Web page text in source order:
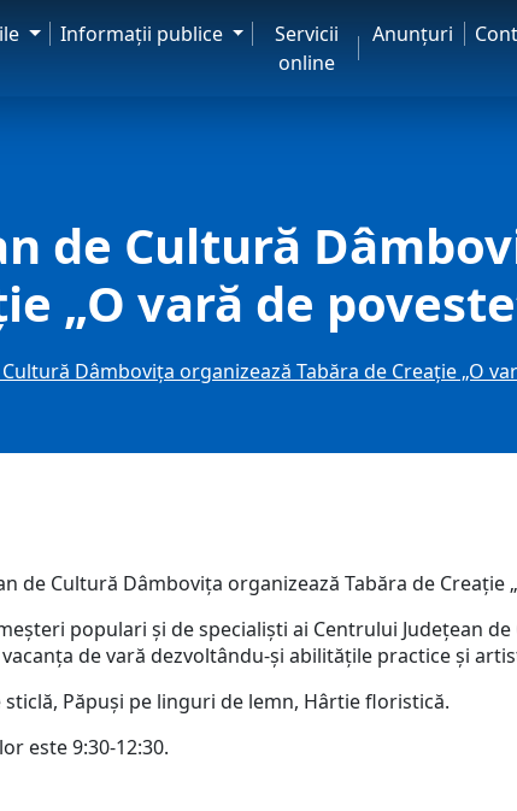
Informaţii publice
Servicii
online
Anunţuri
de Cultură
„O vară de
Dâmbovița organizează Tabăra de Creație „O
de Cultură Dâmbovița organizează Tabăra de Creație
populari și de specialiști ai Centrului Județean
de vară dezvoltându-și abilitățile practice și
Păpuși pe linguri de lemn, Hârtie floristică.
este 9:30-12:30.